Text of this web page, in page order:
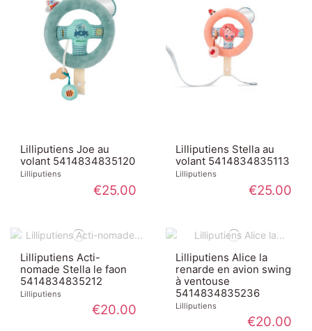
Lilliputiens Joe au
volant 5414834835120
Lilliputiens
€25.00
Lilliputiens Stella au
volant 5414834835113
Lilliputiens
€25.00
Lilliputiens Acti-
nomade Stella le faon
5414834835212
Lilliputiens
€20.00
Lilliputiens Alice la
renarde en avion swing
à ventouse
5414834835236
Lilliputiens
€20.00